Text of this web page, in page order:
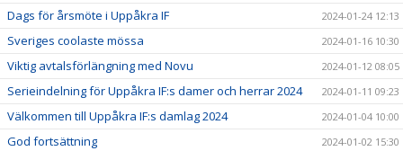
Dags för årsmöte i Uppåkra IF 2024-01-24 12:13
Sveriges coolaste mössa 2024-01-16 10:30
Viktig avtalsförlängning med Novu 2024-01-12 08:05
Serieindelning för Uppåkra IF:s damer och herrar 2024 2024-01-11 09:23
Välkommen till Uppåkra IF:s damlag 2024 2024-01-04 10:00
God fortsättning 2024-01-02 15:30